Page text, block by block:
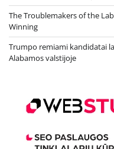
The Troublemakers of the
Winning
Trumpo remiami kandidatai
Alabamos valstijoje